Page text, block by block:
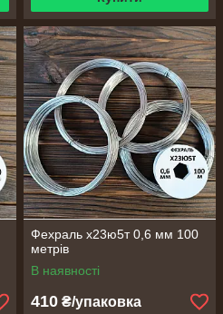
Фехраль х23ю5т 0,6 мм 100
метрів
В наявності
410 ₴/упаковка